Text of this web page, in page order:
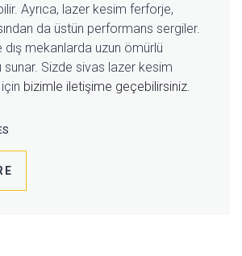
Ayrıca, lazer kesim ferforje,
da üstün performans sergiler.
mekanlarda uzun ömürlü
sunar. Sizde sivas lazer kesim
bizimle iletişime geçebilirsiniz.